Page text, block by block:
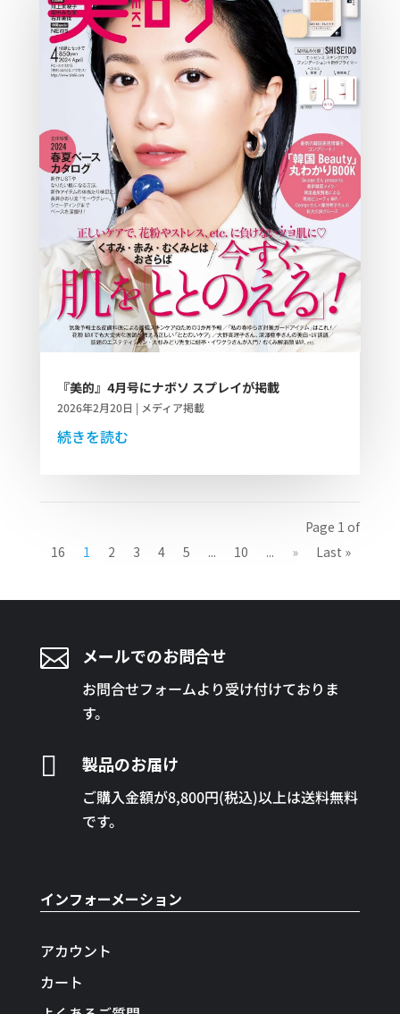
『美的』4月号にナボソ スプレイが掲載
2026年2月20日 | メディア掲載
続きを読む
Page 1 of
16
1 2 3 4 5 ... 10 ... » Last »
 メールでのお問合せ
お問合せフォームより受け付けておりま
す。
 製品のお届け
ご購入金額が8,800円(税込)以上は送料無料
です。
インフォーメーション
アカウント
カート